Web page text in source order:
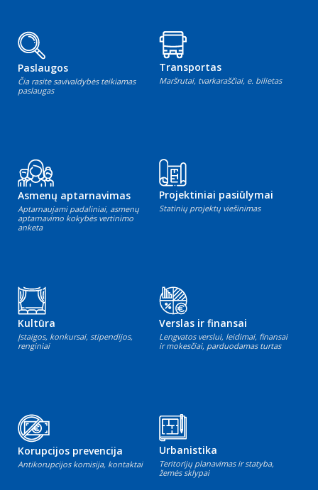
Paslaugos
Čia rasite savivaldybės teikiamas
paslaugas
Transportas
Maršrutai, tvarkaraščiai, e. bilietas
Asmenų aptarnavimas
Aptarnaujami padaliniai, asmenų
aptarnavimo kokybės vertinimo
anketa
Projektiniai pasiūlymai
Statinių projektų viešinimas
Kultūra
Įstaigos, konkursai, stipendijos,
renginiai
Verslas ir finansai
Lengvatos verslui, leidimai, finansai
ir mokesčiai, parduodamas turtas
Korupcijos prevencija
Antikorupcijos komisija, kontaktai
Urbanistika
Teritorijų planavimas ir statyba,
žemės sklypai